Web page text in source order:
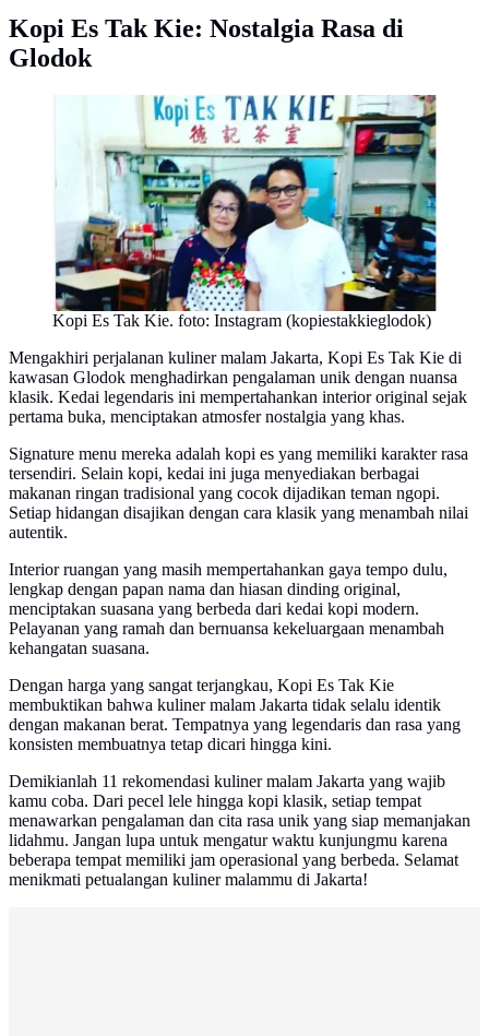
Kopi Es Tak Kie: Nostalgia Rasa di
Glodok
Kopi Es Tak Kie. foto: Instagram (kopiestakkieglodok)
Mengakhiri perjalanan kuliner malam Jakarta, Kopi Es Tak Kie di
kawasan Glodok menghadirkan pengalaman unik dengan nuansa
klasik. Kedai legendaris ini mempertahankan interior original sejak
pertama buka, menciptakan atmosfer nostalgia yang khas.
Signature menu mereka adalah kopi es yang memiliki karakter rasa
tersendiri. Selain kopi, kedai ini juga menyediakan berbagai
makanan ringan tradisional yang cocok dijadikan teman ngopi.
Setiap hidangan disajikan dengan cara klasik yang menambah nilai
autentik.
Interior ruangan yang masih mempertahankan gaya tempo dulu,
lengkap dengan papan nama dan hiasan dinding original,
menciptakan suasana yang berbeda dari kedai kopi modern.
Pelayanan yang ramah dan bernuansa kekeluargaan menambah
kehangatan suasana.
Dengan harga yang sangat terjangkau, Kopi Es Tak Kie
membuktikan bahwa kuliner malam Jakarta tidak selalu identik
dengan makanan berat. Tempatnya yang legendaris dan rasa yang
konsisten membuatnya tetap dicari hingga kini.
Demikianlah 11 rekomendasi kuliner malam Jakarta yang wajib
kamu coba. Dari pecel lele hingga kopi klasik, setiap tempat
menawarkan pengalaman dan cita rasa unik yang siap memanjakan
lidahmu. Jangan lupa untuk mengatur waktu kunjungmu karena
beberapa tempat memiliki jam operasional yang berbeda. Selamat
menikmati petualangan kuliner malammu di Jakarta!